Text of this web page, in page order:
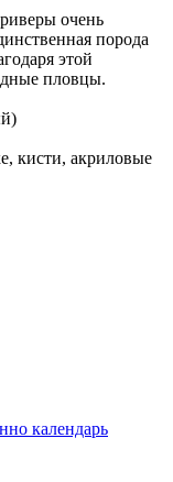
очень
порода
этой
пловцы.
кисти, акриловые
календарь